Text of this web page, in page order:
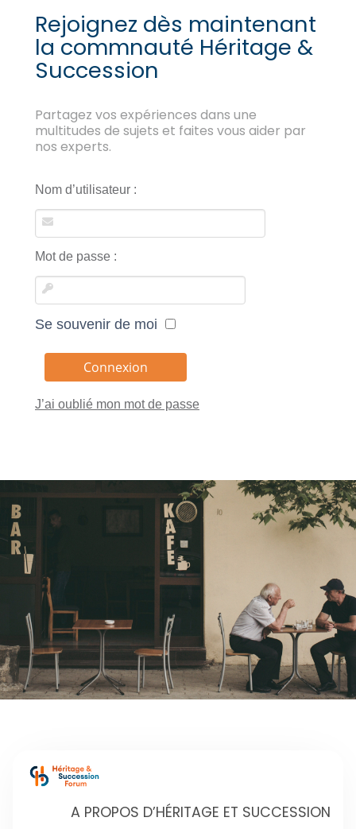
Rejoignez dès maintenant
la commnauté Héritage &
Succession
Partagez vos expériences dans une
multitudes de sujets et faites vous aider par
nos experts.
Nom d’utilisateur :
Mot de passe :
Se souvenir de moi
J’ai oublié mon mot de passe
A PROPOS D’HÉRITAGE ET SUCCESSION